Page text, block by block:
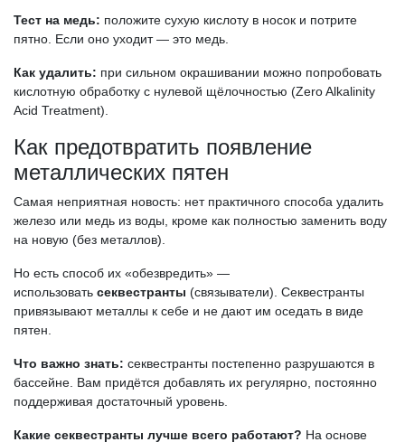
Тест на медь: положите сухую кислоту в носок и потрите
пятно. Если оно уходит — это медь.
Как удалить: при сильном окрашивании можно попробовать
кислотную обработку с нулевой щёлочностью (Zero Alkalinity
Acid Treatment).
Как предотвратить появление
металлических пятен
Самая неприятная новость: нет практичного способа удалить
железо или медь из воды, кроме как полностью заменить воду
на новую (без металлов).
Но есть способ их «обезвредить» —
использовать секвестранты (связыватели). Секвестранты
привязывают металлы к себе и не дают им оседать в виде
пятен.
Что важно знать: секвестранты постепенно разрушаются в
бассейне. Вам придётся добавлять их регулярно, постоянно
поддерживая достаточный уровень.
Какие секвестранты лучше всего работают? На основе